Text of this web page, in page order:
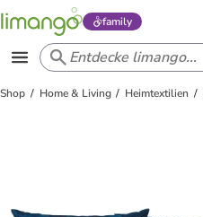
family
Shop Home & Living Heimtextilien